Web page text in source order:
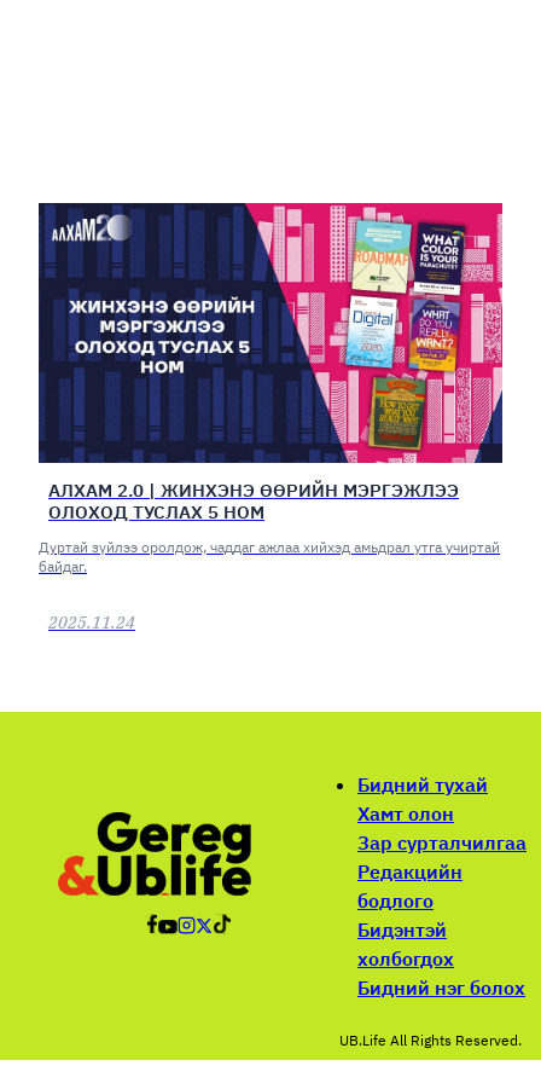
АЛХАМ 2.0 | ЖИНХЭНЭ ӨӨРИЙН МЭРГЭЖЛЭЭ
ОЛОХОД ТУСЛАХ 5 НОМ
Дуртай зүйлээ оролдож, чаддаг ажлаа хийхэд амьдрал утга учиртай
байдаг.
2025.11.24
Бидний тухай
Хамт олон
Зар сурталчилгаа
Редакцийн
бодлого
Бидэнтэй
холбогдох
Бидний нэг болох
UB.Life All Rights Reserved.